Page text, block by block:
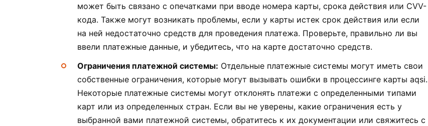
может быть связано с опечатками при вводе номера карты, срока действия или CVV-
кода. Также могут возникать проблемы, если у карты истек срок действия или если
на ней недостаточно средств для проведения платежа. Проверьте, правильно ли вы
ввели платежные данные, и убедитесь, что на карте достаточно средств.
Ограничения платежной системы: Отдельные платежные системы могут иметь свои
собственные ограничения, которые могут вызывать ошибки в процессинге карты aqsi.
Некоторые платежные системы могут отклонять платежи с определенными типами
карт или из определенных стран. Если вы не уверены, какие ограничения есть у
выбранной вами платежной системы, обратитесь к их документации или свяжитесь с